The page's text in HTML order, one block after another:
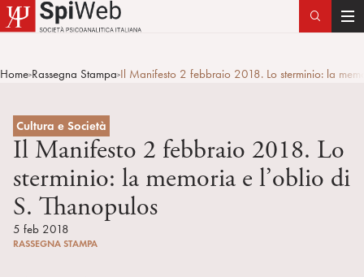
T
g
v
Home>Rassegna Stampa>Il Manifesto 2 febbraio 2018. Lo sterminio: la
Cultura e Società
Il Manifesto 2 febbraio 2018. Lo
sterminio: la memoria e l’oblio di
S. Thanopulos
5 feb 2018
RASSEGNA STAMPA